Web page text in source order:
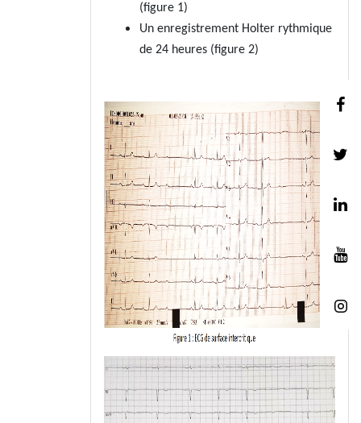
(figure 1)
Un enregistrement Holter rythmique
de 24 heures (figure 2)